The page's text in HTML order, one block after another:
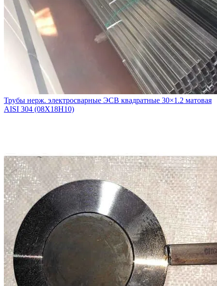
Трубы нерж. электросварные ЭСВ квадратные 30×1.2 матовая
AISI 304 (08Х18Н10)